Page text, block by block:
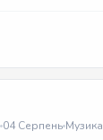
04 Серпень Музика